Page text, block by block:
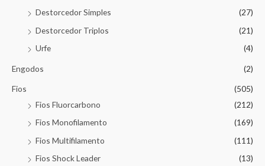
Destorcedor Simples
(27)
Destorcedor Triplos
(21)
Urfe
(4)
Engodos (2)
Fios
(505)
Fios Fluorcarbono
(212)
Fios Monofilamento
(169)
Fios Multifilamento
(111)
Fios Shock Leader
(13)